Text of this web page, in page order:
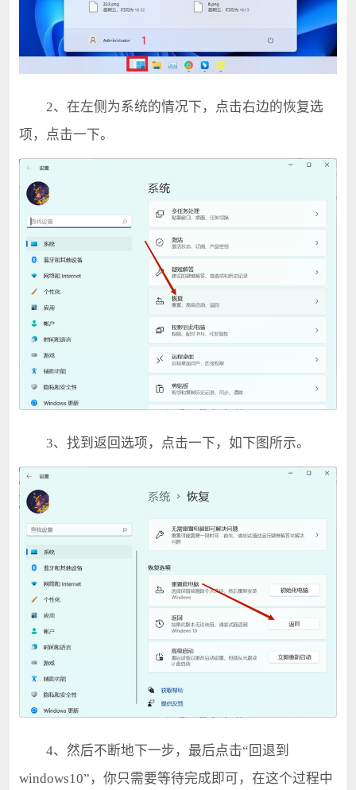
2、在左侧为系统的情况下，点击右边的恢复选
项，点击一下。
3、找到返回选项，点击一下，如下图所示。
4、然后不断地下一步，最后点击“回退到
windows10”，你只需要等待完成即可，在这个过程中